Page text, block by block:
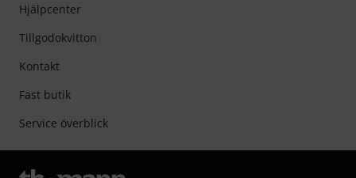
Hjälpcenter
Tillgodokvitton
Kontakt
Fast butik
Service överblick